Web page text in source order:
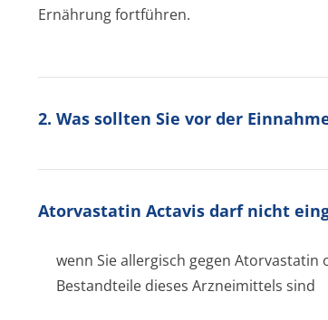
Ernährung fortführen.
2. Was sollten Sie vor der
Atorvastatin Actavis darf nicht
wenn Sie allergisch gegen
Bestandteile dieses Arzneimittels sind